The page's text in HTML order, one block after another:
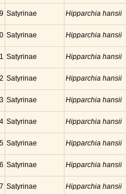
Satyrinae Hipparchia hansii
Satyrinae Hipparchia hansii
Satyrinae Hipparchia hansii
Satyrinae Hipparchia hansii
Satyrinae Hipparchia hansii
Satyrinae Hipparchia hansii
Satyrinae Hipparchia hansii
Satyrinae Hipparchia hansii
Satyrinae Hipparchia hansii